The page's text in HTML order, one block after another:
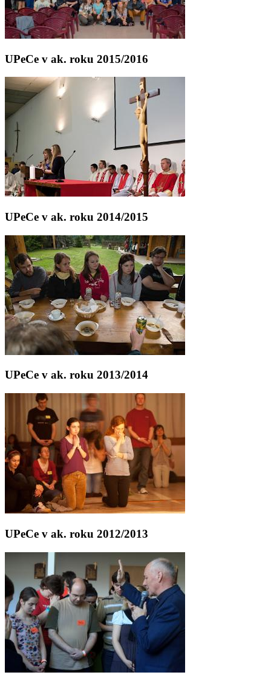
UPeCe v ak. roku 2015/2016
UPeCe v ak. roku 2014/2015
UPeCe v ak. roku 2013/2014
UPeCe v ak. roku 2012/2013